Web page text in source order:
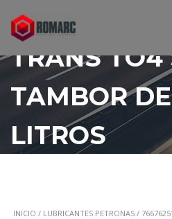
76676251BR
TRANS TO4
TAMBOR
LITROS
INICIO / LUBRICANTES PETRONAS /